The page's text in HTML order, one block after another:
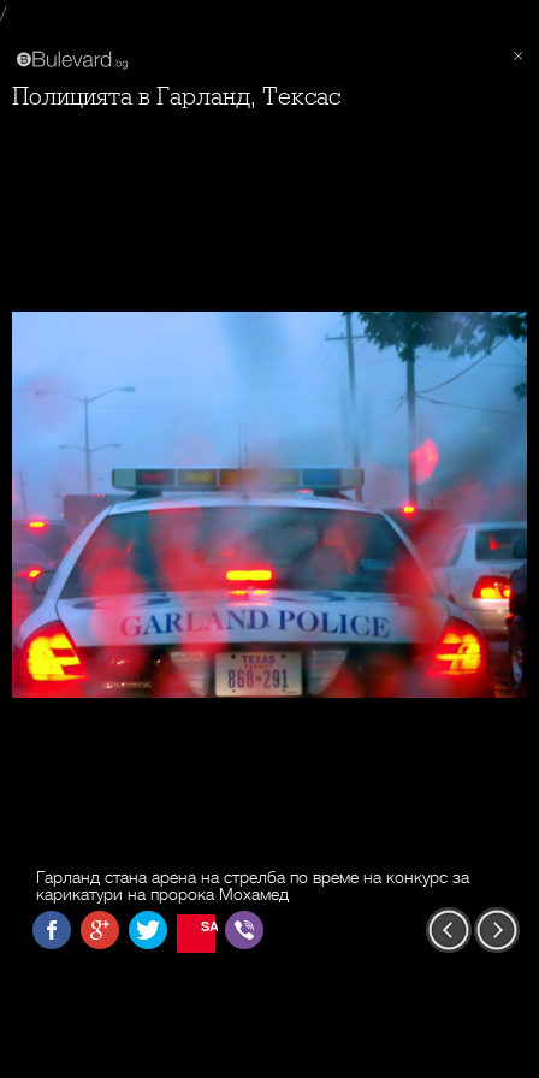
/
Полицията в Гарланд, Тексас
Гарланд стана арена на стрелба по време на конкурс за
карикатури на пророка Мохамед
SAVE